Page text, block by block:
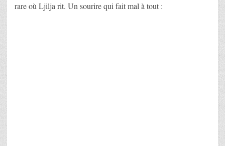
rare où Ljilja rit. Un sourire qui fait mal à tout :